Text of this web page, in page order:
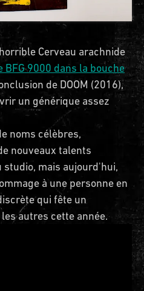
Cerveau arachnide
BFG 9000 dans la bouche
de DOOM (2016),
un générique assez
noms célèbres,
nouveaux talents
mais aujourd'hui,
à une personne en
qui fête un
autres cette année.